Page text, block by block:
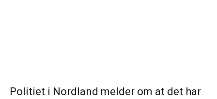
Politiet i Nordland melder om at det har